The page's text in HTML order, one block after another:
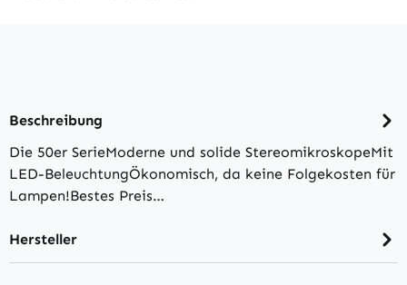
Beschreibung
Die 50er SerieModerne und solide StereomikroskopeMit
LED-BeleuchtungÖkonomisch, da keine Folgekosten für
Lampen!Bestes Preis…
Hersteller